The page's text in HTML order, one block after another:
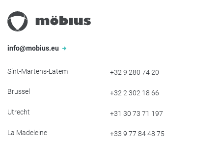
info@mobius.eu
Sint-Martens-Latem +32 9 280 74 20
Brussel +32 2 302 18 66
Utrecht +31 30 73 71 197
La Madeleine +33 9 77 84 48 75